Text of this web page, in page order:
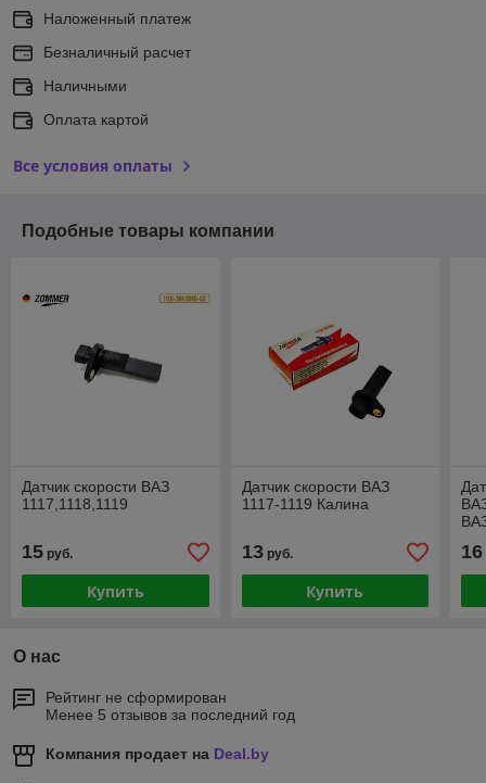
Наложенный платеж
Безналичный расчет
Наличными
Оплата картой
Все условия оплаты
Подобные товары компании
Датчик скорости ВАЗ
1117,1118,1119
15 руб.
Купить
Датчик скорости ВАЗ
1117-1119 Калина
13руб.
Купить
16
О нас
Рейтинг не сформирован
Менее 5 отзывов за последний год
Компания продает на Deal.by